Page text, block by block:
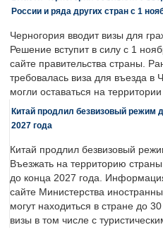
России и ряда других стран с 1
Черногория вводит визы для
Решение вступит в силу с 1
сайте правительства страны.
требовалась виза для въезда в
могли оставаться на
Китай продлил безвизовый режим
2027 года
Китай продлил безвизовый
Въезжать на территорию
до конца 2027 года.
сайте Министерства
могут находиться в стране до
визы в том числе с